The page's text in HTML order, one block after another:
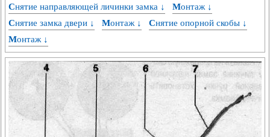
Снятие направляющей личинки замка ↓
Монтаж ↓
Снятие замка двери ↓
Монтаж ↓
Снятие опорной скобы ↓
Монтаж ↓